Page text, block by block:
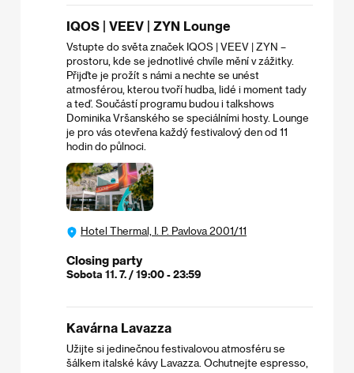
IQOS | VEEV | ZYN Lounge
Vstupte do světa značek IQOS | VEEV | ZYN –
prostoru, kde se jednotlivé chvíle mění v zážitky.
Přijďte je prožít s námi a nechte se unést
atmosférou, kterou tvoří hudba, lidé i moment tady
a teď. Součástí programu budou i talkshows
Dominika Vršanského se speciálními hosty. Lounge
je pro vás otevřena každý festivalový den od 11
hodin do půlnoci.
Hotel Thermal, I. P. Pavlova 2001/11
Closing party
Sobota 11. 7. / 19:00 - 23:59
Kavárna Lavazza
Užijte si jedinečnou festivalovou atmosféru se
šálkem italské kávy Lavazza. Ochutnejte espresso,